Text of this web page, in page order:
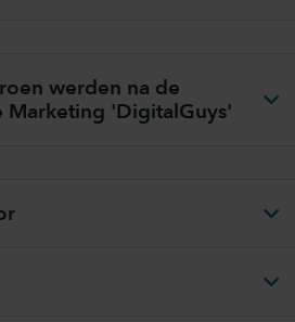
werden na de
Marketing 'DigitalGuys'